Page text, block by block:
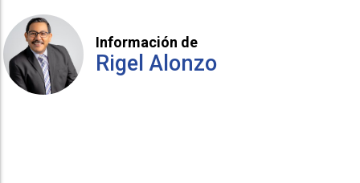
Información de
Rigel Alonzo